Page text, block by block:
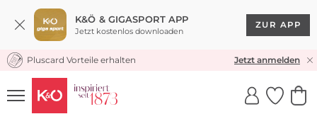
K&Ö & GIGASPORT APP
Jetzt kostenlos downloaden
ZUR APP
KOSTENLOSER VERSAND* & RÜCKVERSAND
Pluscard Vorteile erhalten Jetzt anmelden
UNSERE APP
CLICK &